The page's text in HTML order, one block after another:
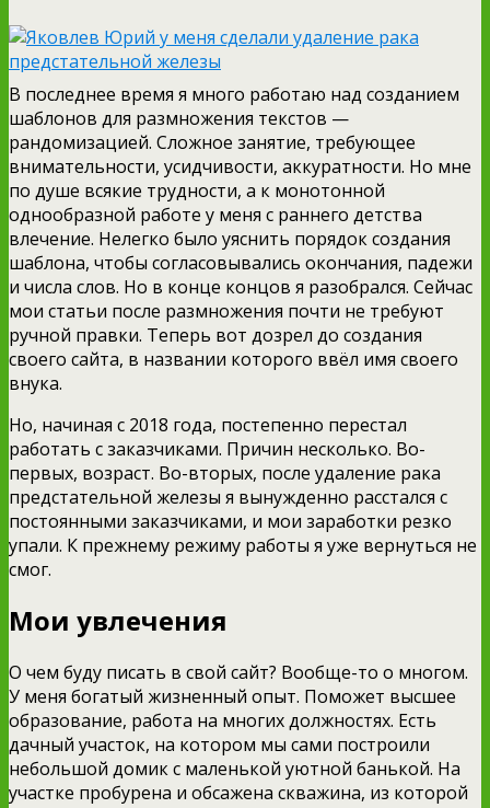
В последнее время я много работаю над созданием
шаблонов для размножения текстов —
рандомизацией. Сложное занятие, требующее
внимательности, усидчивости, аккуратности. Но мне
по душе всякие трудности, а к монотонной
однообразной работе у меня с раннего детства
влечение. Нелегко было уяснить порядок создания
шаблона, чтобы согласовывались окончания, падежи
и числа слов. Но в конце концов я разобрался. Сейчас
мои статьи после размножения почти не требуют
ручной правки. Теперь вот дозрел до создания
своего сайта, в названии которого ввёл имя своего
внука.
Но, начиная с 2018 года, постепенно перестал
работать с заказчиками. Причин несколько. Во-
первых, возраст. Во-вторых, после удаление рака
предстательной железы я вынужденно расстался с
постоянными заказчиками, и мои заработки резко
упали. К прежнему режиму работы я уже вернуться не
смог.
Мои увлечения
О чем буду писать в свой сайт? Вообще-то о многом.
У меня богатый жизненный опыт. Поможет высшее
образование, работа на многих должностях. Есть
дачный участок, на котором мы сами построили
небольшой домик с маленькой уютной банькой. На
участке пробурена и обсажена скважина, из которой